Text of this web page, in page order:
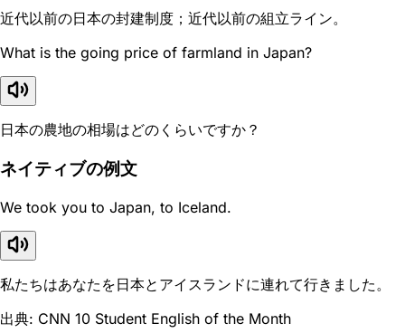
近代以前の日本の封建制度；近代以前の組立ライン。
What is the going price of farmland in Japan?
日本の農地の相場はどのくらいですか？
ネイティブの例文
We took you to Japan, to Iceland.
私たちはあなたを日本とアイスランドに連れて行きました。
出典: CNN 10 Student English of the Month